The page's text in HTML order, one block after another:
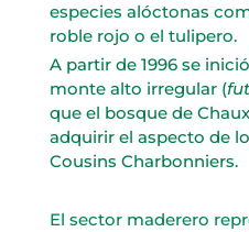
especies alóctonas
roble rojo o el tulipero.
A partir de 1996 se
monte alto irregular (
que el bosque de
adquirir el aspecto de
Cousins Charbonniers.
El sector maderero